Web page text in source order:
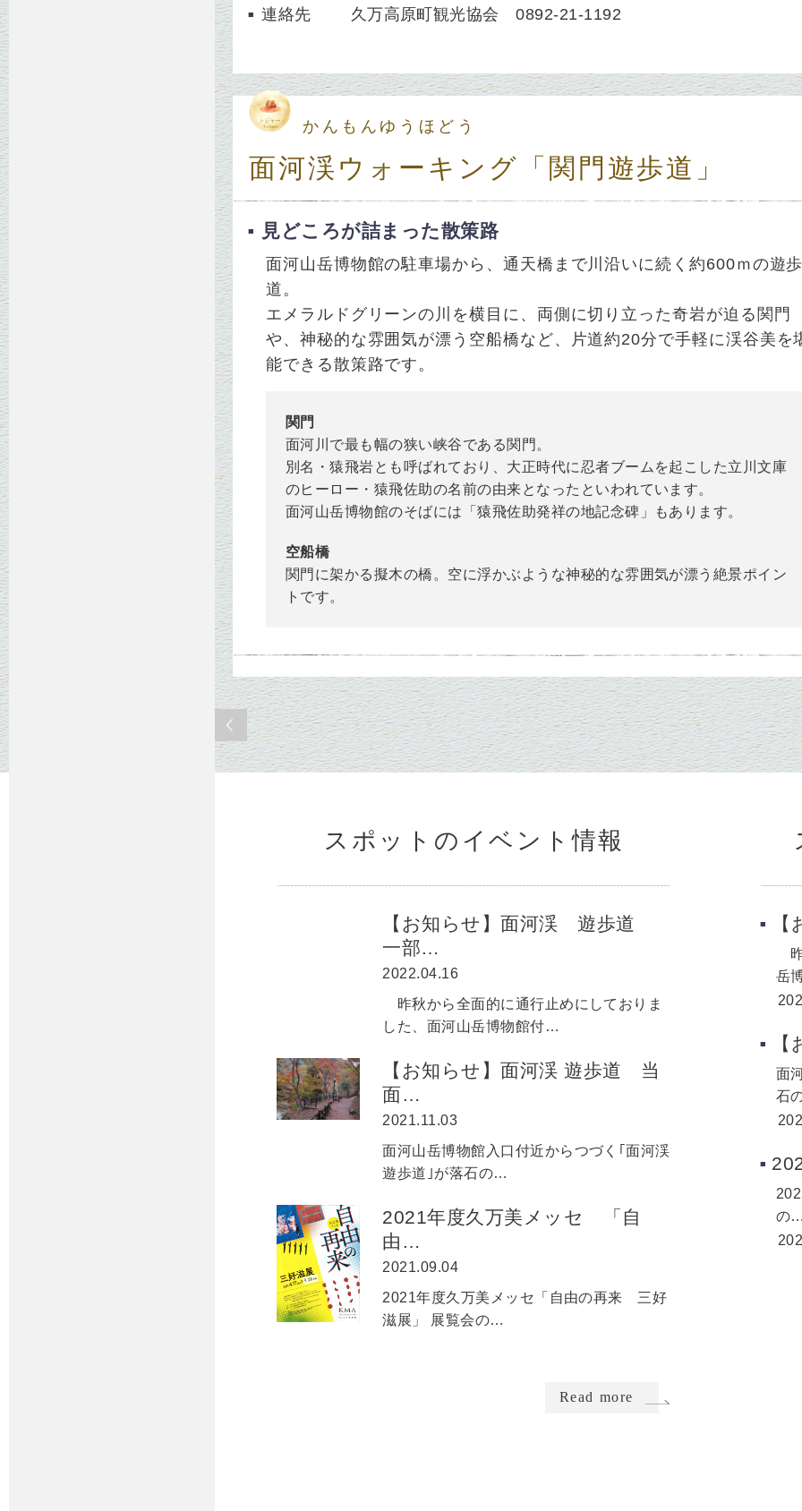
連絡先
久万高原町観光協会 0892-21-1192
かんもんゆうほどう
面河渓ウォーキング「関門遊歩道」
見どころが詰まった散策路
面河山岳博物館の駐車場から、通天橋まで川沿いに続く約600ｍの遊
道。
エメラルドグリーンの川を横目に、両側に切り立った奇岩が迫る関門
や、神秘的な雰囲気が漂う空船橋など、片道約20分で手軽に渓谷美を
能できる散策路です。
関門
面河川で最も幅の狭い峡谷である関門。
別名・猿飛岩とも呼ばれており、大正時代に忍者ブームを起こした立川文庫
のヒーロー・猿飛佐助の名前の由来となったといわれています。
面河山岳博物館のそばには「猿飛佐助発祥の地記念碑」もあります。
空船橋
関門に架かる擬木の橋。空に浮かぶような神秘的な雰囲気が漂う絶景ポイン
トです。
スポットのイベント情報
【お知らせ】面河渓 遊歩道
一部…
2022.04.16
昨秋から全面的に通行止めにしておりま
した、面河山岳博物館付…
【お知らせ】面河渓 遊歩道 当
面…
2021.11.03
面河山岳博物館入口付近からつづく｢面河渓
遊歩道｣が落石の…
2021年度久万美メッセ 「自
由…
2021.09.04
2021年度久万美メッセ「自由の再来 三好
滋展」 展覧会の…
Read more
昨
岳
面
石
の